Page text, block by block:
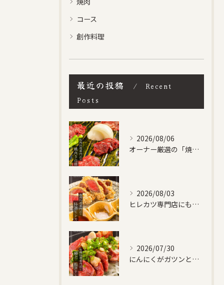
コース
創作料理
最近の投稿
Recent
Posts
2026/08/06
オーナー厳選の「焼肉５点盛り合わせ」です！
2026/08/03
ヒレカツ専門店にも負けない、自信作です！
2026/07/30
にんにくがガツンときいた馬ステーキ✨